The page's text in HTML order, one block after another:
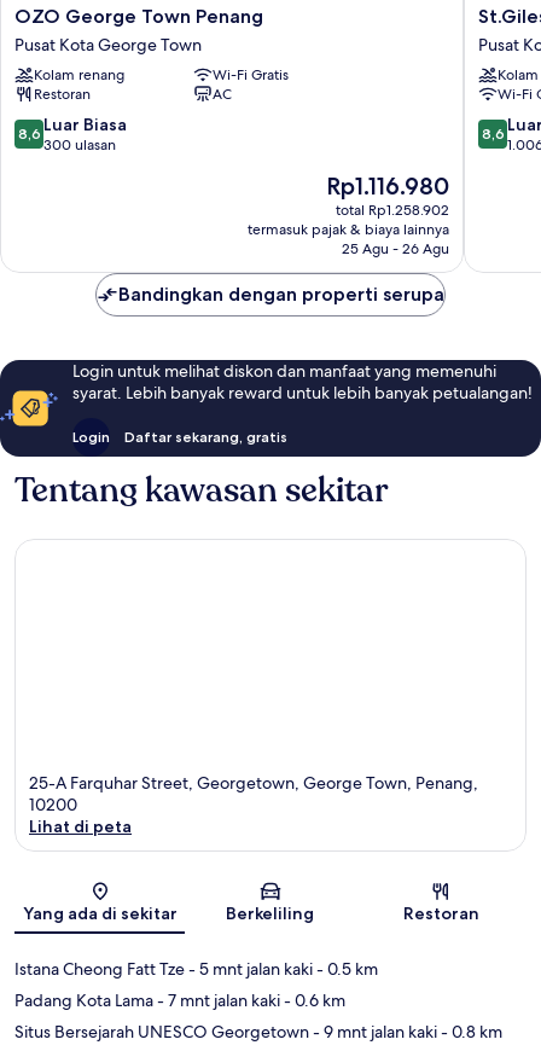
OZO
George
Town
Penang
Pusat
Kota
George
OZO George Town Penang
Pusat Kota George Town
Kolam renang
Wi-Fi Gratis
Restoran
AC
8.6
dari
8,6 Luar Biasa
300 ulasan
Harga
sekarang
Rp1.116.980
Rp1.116.980
total Rp1.258.902
termasuk pajak & biaya lainnya
25 Agu - 26 Agu
St.Giles
Penang
Pusat
Kota
George
Town
Pusat
Wi-Fi
8.6
dari
8,6
Bandingkan dengan properti serupa
Login untuk melihat diskon dan manfaat yang memenuhi
syarat. Lebih banyak reward untuk lebih banyak petualangan!
Login Daftar sekarang, gratis
Tentang kawasan sekitar
25-A Farquhar Street, Georgetown, George Town, Penang,
10200
Lihat di peta
Yang ada di sekitar Berkeliling Restoran
Istana Cheong Fatt Tze- 5 mnt jalan kaki- 0.5 km
Padang Kota Lama- 7 mnt jalan kaki- 0.6 km
Situs Bersejarah UNESCO Georgetown- 9 mnt jalan kaki- 0.8 km